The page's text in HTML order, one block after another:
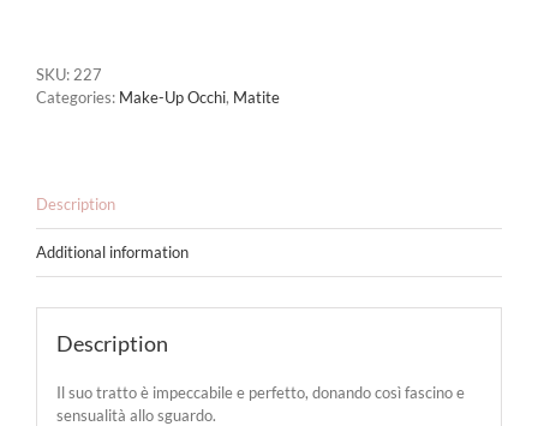
SKU: 227
Categories: Make-Up Occhi, Matite
Description
Additional information
Description
Il suo tratto è impeccabile e perfetto, donando così fascino e
sensualità allo sguardo.